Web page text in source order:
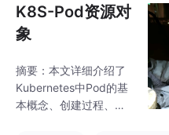
采用master/slave架
构，核心组件包括API S
erver、Controller Man
其关键特性包含自我修
复、滚动更新、存储编
排等，通过Pod、Servi
K8S-Pod资源对
象
摘要：本文详细介绍了
Kubernetes中Pod的基
本概念、创建过程、资